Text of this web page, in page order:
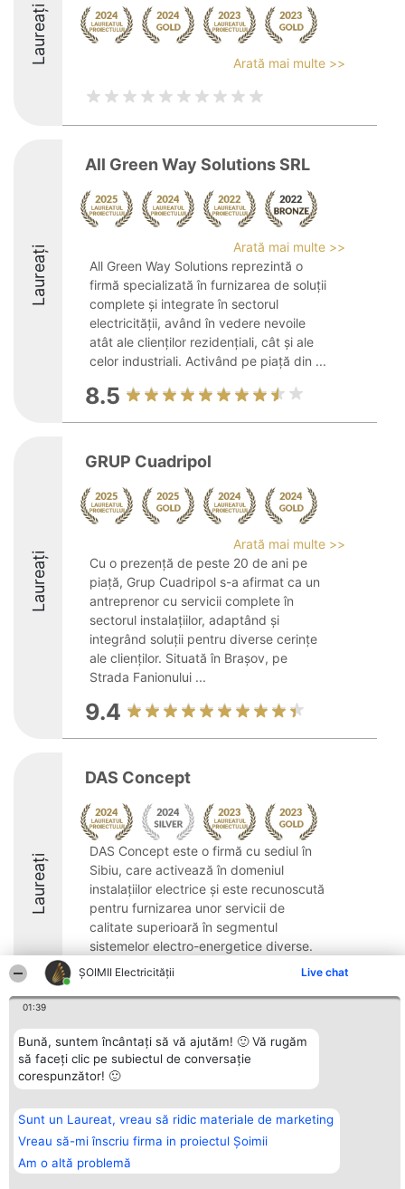
ȘOIMII Electricității Live chat
01:39
Bună, suntem încântați să vă ajutăm! 🙂 Vă rugăm
să faceți clic pe subiectul de conversație
corespunzător! 🙂
Sunt un Laureat, vreau să ridic materiale de marketing
Vreau să-mi înscriu firma in proiectul Șoimii
Am o altă problemă
Laureați Arată mai multe >>
Laureați
All Green Way Solutions SRL
Arată mai multe >>
All Green Way Solutions reprezintă o
firmă specializată în furnizarea de soluții
complete și integrate în sectorul
electricității, având în vedere nevoile
atât ale clienților rezidențiali, cât și ale
celor industriali. Activând pe piață din ...
8.5
Laureați
GRUP Cuadripol
Arată mai multe >>
Cu o prezență de peste 20 de ani pe
piață, Grup Cuadripol s-a afirmat ca un
antreprenor cu servicii complete în
sectorul instalațiilor, adaptând și
integrând soluții pentru diverse cerințe
ale clienților. Situată în Brașov, pe
Strada Fanionului ...
9.4
Laureați
DAS Concept
DAS Concept este o firmă cu sediul în
Sibiu, care activează în domeniul
instalațiilor electrice și este recunoscută
pentru furnizarea unor servicii de
calitate superioară în segmentul
sistemelor electro-energetice diverse.
Competențele sale ...
Organizator Ranking
BRIGHT SOLUTIONS BR SRL
Aleea Timisul De Sus 2 Bl. A30
București
tel: +40 770 990 492
Plebiscyt
Lista Tuturor
Reguli
Politica de